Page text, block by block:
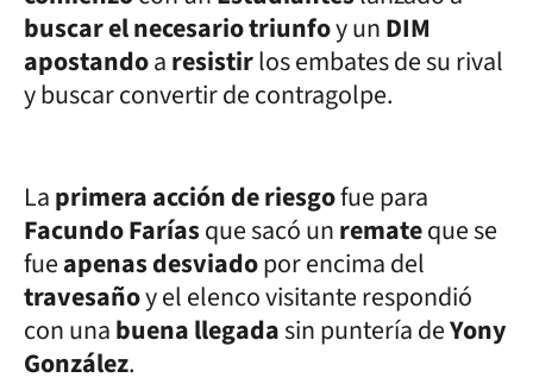
buscar el necesario triunfoy unDIM
apostandoaresistirlos embates de su rival
y buscar convertir de contragolpe.
Laprimera acción de riesgofue para
Facundo Faríasque sacó unremateque se
fueapenas desviadopor encima del
travesañoy el elenco visitante respondió
con unabuena llegadasin puntería deYony
González.